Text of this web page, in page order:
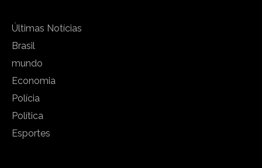
Últimas Notícias
Brasil
mundo
Economia
Polícia
Política
Esportes